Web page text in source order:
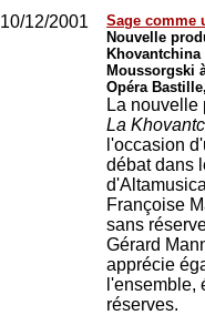
10/12/2001
Sage comme
Nouvelle
Khovantchina
Moussorgski
Opéra
La nouvelle
La
l'occasion
débat dans
Françoise
sans
Gérard
apprécie
l'ensemble,
réserves.